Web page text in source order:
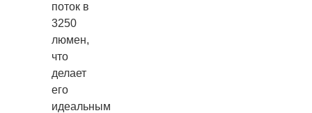
поток в
3250
люмен,
что
делает
его
идеальным